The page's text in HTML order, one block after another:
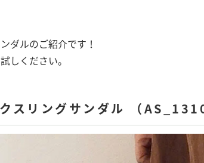
ダルのご紹介です！
しください。
スリングサンダル （